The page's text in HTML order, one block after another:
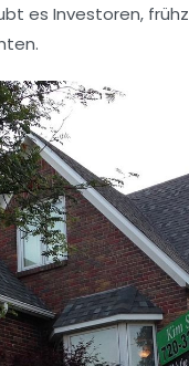
es Investoren,